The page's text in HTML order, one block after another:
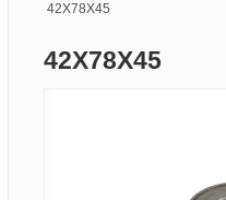
42X78X45
42X78X45